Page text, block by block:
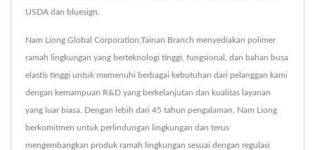
USDA dan bluesign.
Nam Liong Global Corporation,Tainan Branch menyediakan polimer
ramah lingkungan yang berteknologi tinggi, fungsional, dan bahan busa
elastis tinggi untuk memenuhi berbagai kebutuhan dari pelanggan kami
dengan kemampuan R&D yang berkelanjutan dan kualitas layanan
yang luar biasa. Dengan lebih dari 45 tahun pengalaman, Nam Liong
berkomitmen untuk perlindungan lingkungan dan terus
mengembangkan produk ramah lingkungan sesuai dengan regulasi